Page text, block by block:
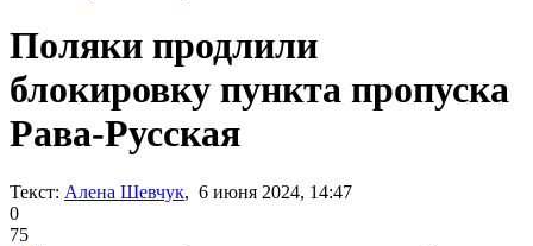
Поляки продлили
блокировку пункта пропуска
Рава-Русская
Текст: Алена Шевчук, 6 июня 2024, 14:47
0
75